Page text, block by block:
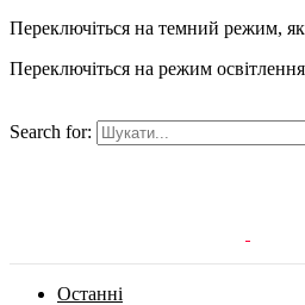
Переключіться на темний режим,
Переключіться на режим
Search for:
Останні